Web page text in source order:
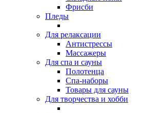
Фрисби
Пледы
Для релаксации
Антистрессы
Массажеры
Для спа и сауны
Полотенца
Спа-наборы
Товары для сауны
Для творчества и хобби